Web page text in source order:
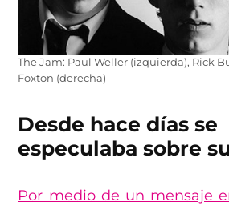
The Jam: Paul Weller (izquierda), Rick
Foxton (derecha)
Desde hace días se
especulaba sobre
Por medio de un mensaje